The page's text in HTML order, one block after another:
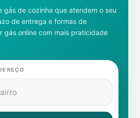
gás de cozinha que atendem o seu
de entrega e formas de
gás online com mais praticidade